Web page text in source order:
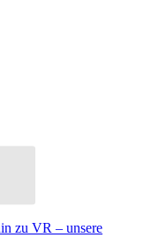
zu VR – unsere